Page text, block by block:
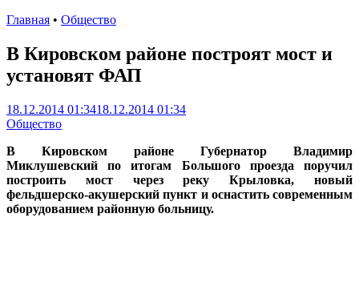
Главная • Общество
В Кировском районе построят мост и
установят ФАП
18.12.2014 01:3418.12.2014 01:34
Общество
В Кировском районе Губернатор Владимир
Миклушевский по итогам Большого проезда поручил
построить мост через реку Крыловка, новый
фельдшерско-акушерский пункт и оснастить современным
оборудованием районную больницу.